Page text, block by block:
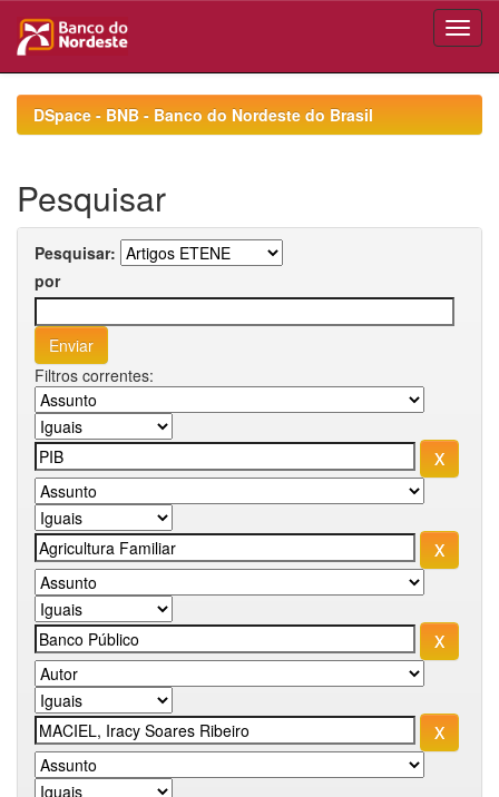
navigationDSpace - BNB - Banco do Nordeste do Brasil
Pesquisar
Pesquisar:
por
Filtros correntes: